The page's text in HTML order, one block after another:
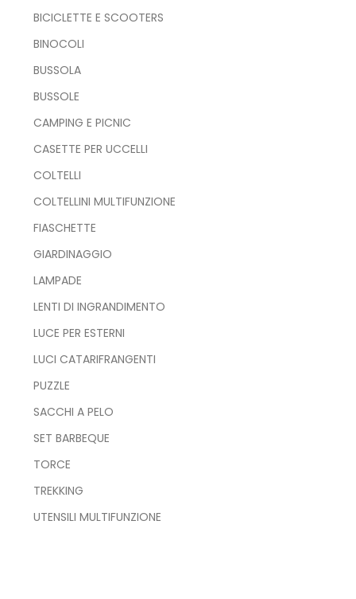
BICICLETTE E SCOOTERS
BINOCOLI
BUSSOLA
BUSSOLE
CAMPING E PICNIC
CASETTE PER UCCELLI
COLTELLI
COLTELLINI MULTIFUNZIONE
FIASCHETTE
GIARDINAGGIO
LAMPADE
LENTI DI INGRANDIMENTO
LUCE PER ESTERNI
LUCI CATARIFRANGENTI
PUZZLE
SACCHI A PELO
SET BARBEQUE
TORCE
TREKKING
UTENSILI MULTIFUNZIONE